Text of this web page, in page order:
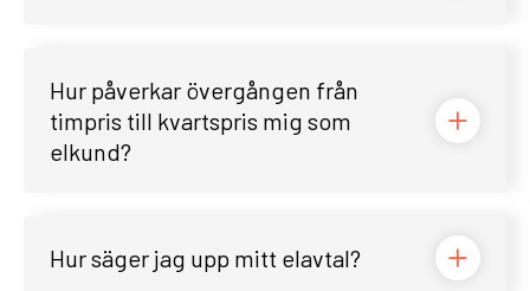
Hur påverkar övergången från
timpris till kvartspris mig som
elkund?
Hur säger jag upp mitt elavtal?